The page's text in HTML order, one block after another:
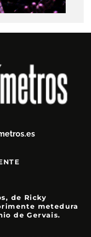
de Ricky
metedura
de Gervais.